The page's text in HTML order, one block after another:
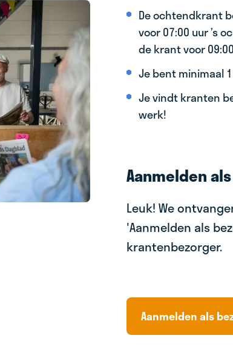
De ochtendkrant
voor 07:00 uur ’s
de krant voor
Je bent minimaal
Je vindt kranten
werk!
Aanmelden
Leuk! We
'Aanmelden als
krantenbezorger.
Aanmelden als